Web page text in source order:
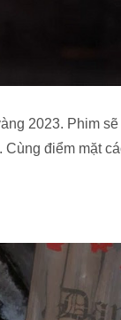
2023. Phim sẽ
điểm mặt